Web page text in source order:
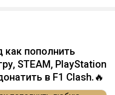
как пополнить
STEAM, PlayStation
в F1 Clash.🔥